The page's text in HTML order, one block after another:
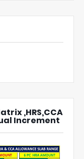
,HRS,CCA
Increment